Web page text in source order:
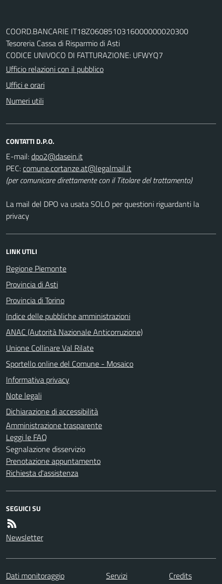
COORD.BANCARIE IT18Z0608510316000000020300
Tesoreria Cassa di Risparmio di Asti
CODICE UNIVOCO DI FATTURAZIONE: UFWYQ7
Ufficio relazioni con il pubblico
Uffici e orari
Numeri utili
CONTATTI D.P.O.
E-mail:
PEC:
(per comunicare direttamente con il Titolare del trattamento)
La mail del DPO va usata SOLO per questioni riguardanti la
privacy
LINK UTILI
Regione Piemonte
Provincia di Asti
Provincia di Torino
Indice delle pubbliche amministrazioni
ANAC (Autorità Nazionale Anticorruzione)
Unione Collinare Val Rilate
Sportello online del Comune - Mosaico
Informativa privacy
Note legali
Dichiarazione di accessibilità
Amministrazione trasparente
Leggi le FAQ
Segnalazione disservizio
Prenotazione appuntamento
Richiesta d'assistenza
SEGUICI SU
Newsletter
Dati monitoraggio Servizi
Credits